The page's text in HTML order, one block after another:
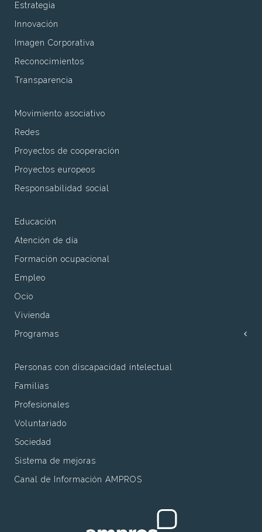
Estrategia
Innovación
Imagen Corporativa
Reconocimientos
Transparencia
Movimiento asociativo
Redes
Proyectos de cooperación
Proyectos europeos
Responsabilidad social
Educación
Atención de día
Formación ocupacional
Empleo
Ocio
Vivienda
Programas
Personas con discapacidad intelectual
Familias
Profesionales
Voluntariado
Sociedad
Sistema de mejoras
Canal de Información AMPROS